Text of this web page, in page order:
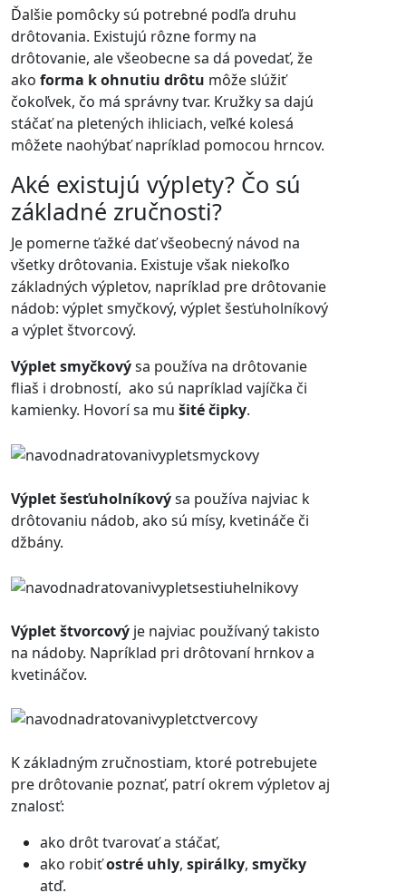
Ďalšie pomôcky sú potrebné podľa druhu
drôtovania. Existujú rôzne formy na
drôtovanie, ale všeobecne sa dá povedať, že
ako forma k ohnutiu drôtu môže slúžiť
čokoľvek, čo má správny tvar. Kružky sa dajú
stáčať na pletených ihliciach, veľké kolesá
môžete naohýbať napríklad pomocou hrncov.
Aké existujú výplety? Čo sú
základné zručnosti?
Je pomerne ťažké dať všeobecný návod na
všetky drôtovania. Existuje však niekoľko
základných výpletov, napríklad pre drôtovanie
nádob: výplet smyčkový, výplet šesťuholníkový
a výplet štvorcový.
Výplet smyčkovýsa používa na drôtovanie
fliaš i drobností, ako sú napríklad vajíčka či
kamienky. Hovorí sa mu šité čipky.
Výplet šesťuholníkovýsa používa najviac k
drôtovaniu nádob, ako sú mísy, kvetináče či
džbány.
Výplet štvorcový je najviac používaný takisto
na nádoby. Napríklad pri drôtovaní hrnkov a
kvetináčov.
K základným zručnostiam, ktoré potrebujete
pre drôtovanie poznať, patrí okrem výpletov aj
znalosť:
ako drôt tvarovať a stáčať,
ako robiťostré uhly, spirálky, smyčky
atď.